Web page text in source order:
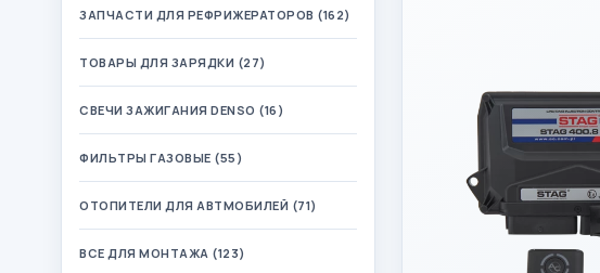
ЗАПЧАСТИ ДЛЯ РЕФРИЖЕРАТОРОВ (162)
ТОВАРЫ ДЛЯ ЗАРЯДКИ (27)
СВЕЧИ ЗАЖИГАНИЯ DENSO (16)
ФИЛЬТРЫ ГАЗОВЫЕ (55)
ОТОПИТЕЛИ ДЛЯ АВТМОБИЛЕЙ (71)
ВСЕ ДЛЯ МОНТАЖА (123)